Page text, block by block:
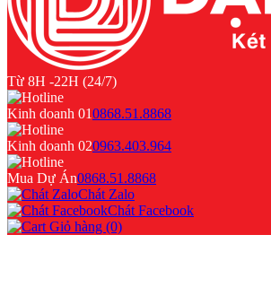
Từ 8H -22H (24/7)
Kinh doanh 010868.51.8868
Kinh doanh 020963.403.964
Mua Dự Án0868.51.8868
Chát Zalo
Chát Facebook
Giỏ hàng (0)